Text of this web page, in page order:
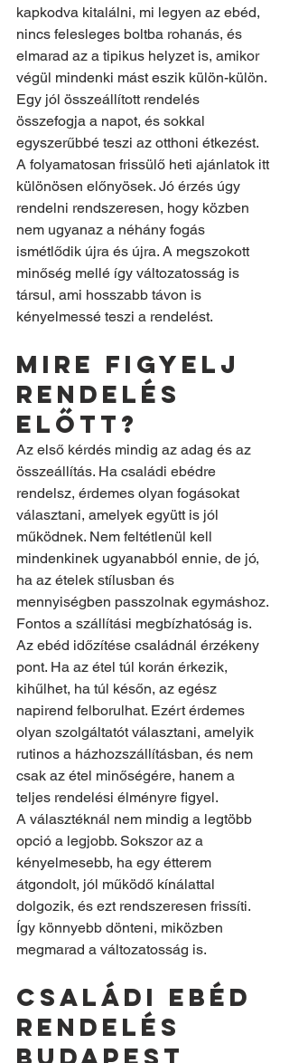
kapkodva kitalálni, mi legyen az ebéd,
nincs felesleges boltba rohanás, és
elmarad az a tipikus helyzet is, amikor
végül mindenki mást eszik külön-külön.
Egy jól összeállított rendelés
összefogja a napot, és sokkal
egyszerűbbé teszi az otthoni étkezést.
A folyamatosan frissülő heti ajánlatok itt
különösen előnyösek. Jó érzés úgy
rendelni rendszeresen, hogy közben
nem ugyanaz a néhány fogás
ismétlődik újra és újra. A megszokott
minőség mellé így változatosság is
társul, ami hosszabb távon is
kényelmessé teszi a rendelést.
Mire figyelj
rendelés
előtt?
Az első kérdés mindig az adag és az
összeállítás. Ha családi ebédre
rendelsz, érdemes olyan fogásokat
választani, amelyek együtt is jól
működnek. Nem feltétlenül kell
mindenkinek ugyanabból ennie, de jó,
ha az ételek stílusban és
mennyiségben passzolnak egymáshoz.
Fontos a szállítási megbízhatóság is.
Az ebéd időzítése családnál érzékeny
pont. Ha az étel túl korán érkezik,
kihűlhet, ha túl későn, az egész
napirend felborulhat. Ezért érdemes
olyan szolgáltatót választani, amelyik
rutinos a házhozszállításban, és nem
csak az étel minőségére, hanem a
teljes rendelési élményre figyel.
A választéknál nem mindig a legtöbb
opció a legjobb. Sokszor az a
kényelmesebb, ha egy étterem
átgondolt, jól működő kínálattal
dolgozik, és ezt rendszeresen frissíti.
Így könnyebb dönteni, miközben
megmarad a változatosság is.
Családi ebéd
rendelés
Budapest